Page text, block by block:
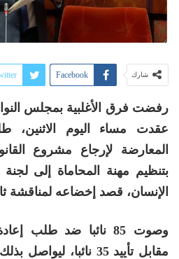
شارك Facebook
رفضت فرق الأغلبية بمجلس
عقدت مساء اليوم الاثنين،
بتنظيم مهنة المحاماة إلى
الإنسان، قصد إخضاعه لمناقشة
وصوت 85 نائبا ضد طلب
مقابل تأييد 35 نائبا،